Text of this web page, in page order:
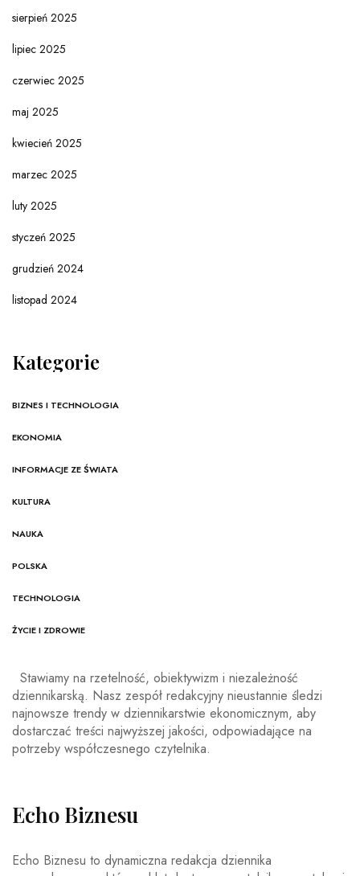
sierpień 2025
lipiec 2025
czerwiec 2025
maj 2025
kwiecień 2025
marzec 2025
luty 2025
styczeń 2025
grudzień 2024
listopad 2024
Kategorie
BIZNES I TECHNOLOGIA
EKONOMIA
INFORMACJE ZE ŚWIATA
KULTURA
NAUKA
POLSKA
TECHNOLOGIA
ŻYCIE I ZDROWIE
Stawiamy na rzetelność, obiektywizm i niezależność
dziennikarską. Nasz zespół redakcyjny nieustannie śledzi
najnowsze trendy w dziennikarstwie ekonomicznym, aby
dostarczać treści najwyższej jakości, odpowiadające na
potrzeby współczesnego czytelnika.
Echo Biznesu
Echo Biznesu to dynamiczna redakcja dziennika